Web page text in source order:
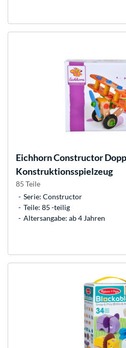
EichhornConstructor
Konstruktionsspielzeug
85 Teile
Serie: Constructor
Teile: 85 -teilig
Altersangabe: ab 4 Jahren